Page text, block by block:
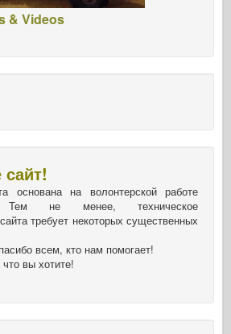
& Videos
основана на волонтерской работе
Тем не менее, техническое
требует некоторых существенных
всем, кто нам помогает!
вы хотите!